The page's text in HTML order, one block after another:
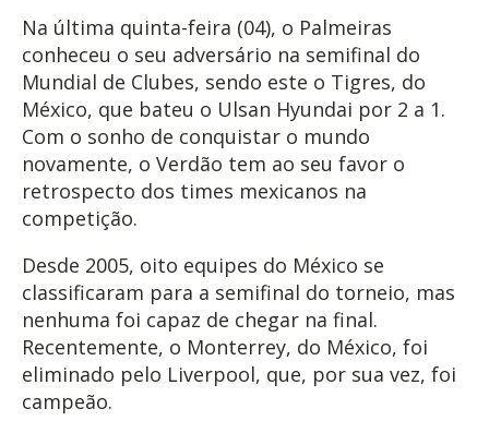
Na última quinta-feira (04), o Palmeiras
conheceu o seu adversário na semifinal do
Mundial de Clubes, sendo este o Tigres, do
México, que bateu o Ulsan Hyundai por 2 a 1.
Com o sonho de conquistar o mundo
novamente, o Verdão tem ao seu favor o
retrospecto dos times mexicanos na
competição.
Desde 2005, oito equipes do México se
classificaram para a semifinal do torneio, mas
nenhuma foi capaz de chegar na final.
Recentemente, o Monterrey, do México, foi
eliminado pelo Liverpool, que, por sua vez, foi
campeão.